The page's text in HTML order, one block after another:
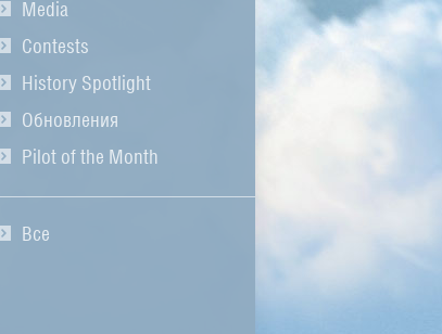
Media
Contests
History Spotlight
Обновления
Pilot of the Month
Все